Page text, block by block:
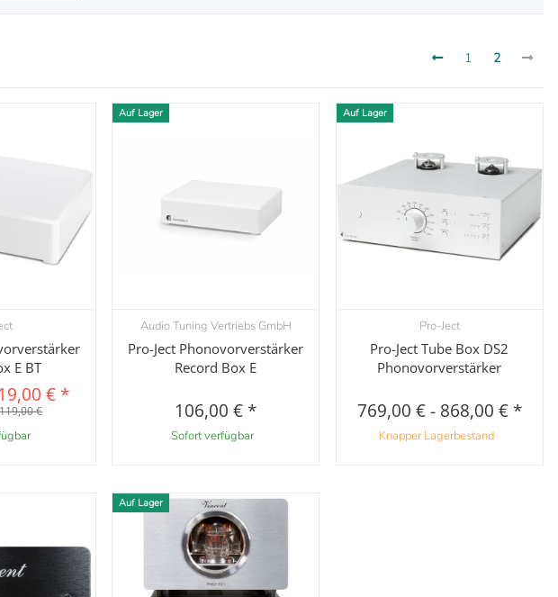
1 2
E BT
€ *
119,00 €
Auf Lager
Vorschau
Audio Tuning Vertriebs GmbH
Pro-Ject Phonovorverstärker
Record Box E
106,00 € *
Sofort verfügbar
Auf Lager
Vorschau
Pro-Ject
Pro-Ject Tube Box DS2
Phonovorverstärker
769,00 €- 868,00 € *
Knapper Lagerbestand
Auf Lager